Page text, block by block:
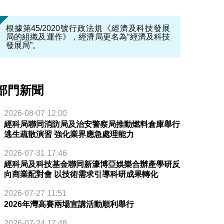
根據第45/2020號行政法規《經濟及科技發展
局的組織及運作》，經濟局更名為“經濟及科技
發展局”。
門新聞
2026-08-07 12:00
經科局聯同消防局及治安警察局推動燃料倉庫舉行
逃生疏散演習 強化業界應急處理能力
2026-07-31 17:46
經科局及科技基金聯同新濠博亞娛樂合辦產學研反
向商業配對會 以技術需求引導科研成果轉化
2026-07-27 11:51
2026年灣高賽兩場宣講活動順利舉行